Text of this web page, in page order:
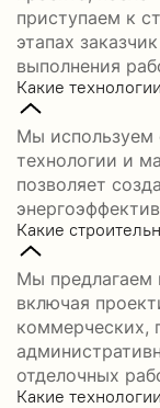
приступаем к
этапах
выполнения
Какие
Мы используем
технологии и
позволяет
Какие
Мы предлагаем
включая
коммерческих,
отделочных
Какие